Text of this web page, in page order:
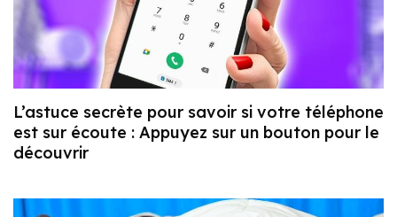
L’astuce secrète pour savoir si votre téléphone
est sur écoute : Appuyez sur un bouton pour le
découvrir